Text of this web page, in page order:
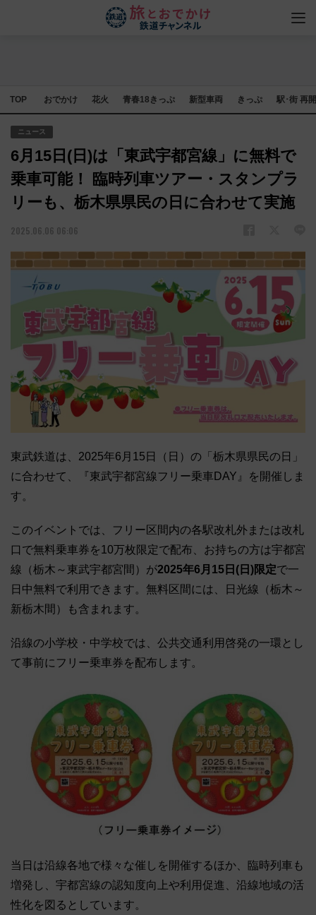
TOP おでかけ 花火 青春18きっぷ 新型車両 きっぷ 駅･街 再
ニュース
6月15日(日)は「東武宇都宮線」に無料で
乗車可能！ 臨時列車ツアー・スタンプラ
リーも、栃木県県民の日に合わせて実施
2025.06.06 06:06
東武鉄道は、2025年6月15日（日）の「栃木県県民の日」
に合わせて、『東武宇都宮線フリー乗車DAY』を開催しま
す。
このイベントでは、フリー区間内の各駅改札外または改札
口で無料乗車券を10万枚限定で配布、お持ちの方は宇都宮
線（栃木～東武宇都宮間）が2025年6月15日(日)限定で一
日中無料で利用できます。無料区間には、日光線（栃木～
新栃木間）も含まれます。
沿線の小学校・中学校では、公共交通利用啓発の一環とし
て事前にフリー乗車券を配布します。
当日は沿線各地で様々な催しを開催するほか、臨時列車も
増発し、宇都宮線の認知度向上や利用促進、沿線地域の活
性化を図るとしています。